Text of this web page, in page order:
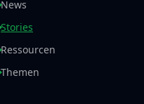
News
Stories
Ressourcen
Themen